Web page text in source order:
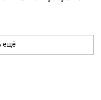
ещё